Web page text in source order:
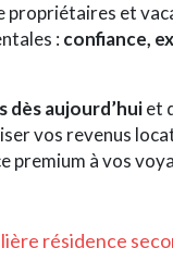
propriétaires et
: confiance,
aujourd’huiet
vos revenus
premium à vos
résidence